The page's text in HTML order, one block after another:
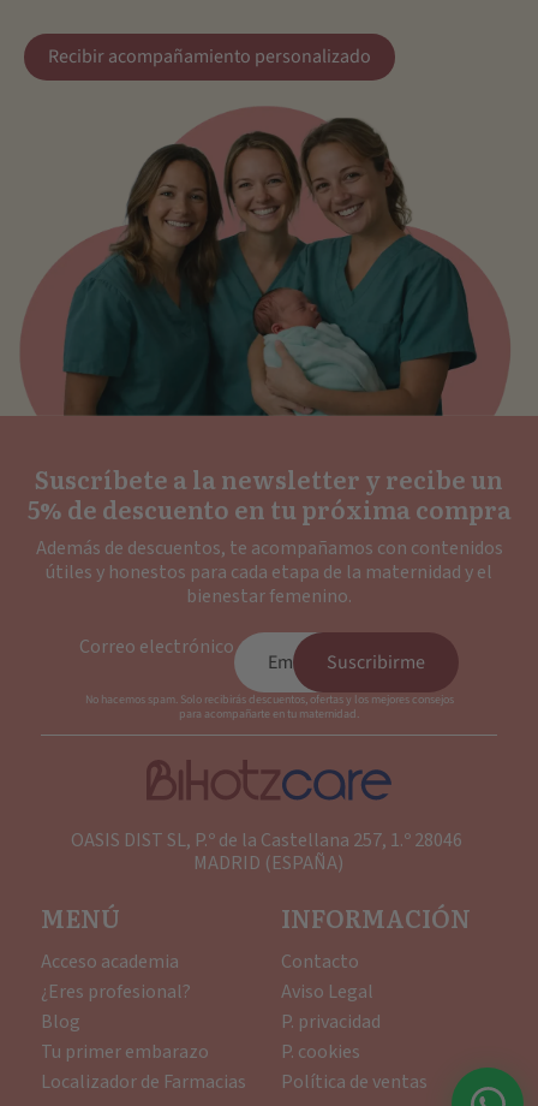
Recibir acompañamiento personalizado
Suscríbete a la newsletter y recibe un
5% de descuento en tu próxima compra
Además de descuentos, te acompañamos con contenidos
útiles y honestos para cada etapa de la maternidad y el
bienestar femenino.
No hacemos spam. Solo recibirás descuentos, ofertas y los mejores consejos
para acompañarte en tu maternidad.
Correo electrónico
Suscribirme
OASIS DIST SL, P.º de la Castellana 257, 1.º 28046
MADRID (ESPAÑA)
MENÚ
Acceso academia
¿Eres profesional?
Blog
Tu primer embarazo
Localizador de Farmacias
INFORMACIÓN
Contacto
Aviso Legal
P. privacidad
P. cookies
Política de ventas